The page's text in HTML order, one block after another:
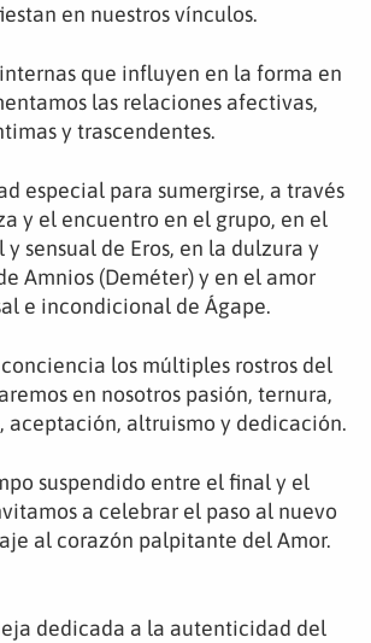
en nuestros vínculos.
que influyen en la forma en
las relaciones afectivas,
y trascendentes.
especial para sumergirse, a través
y el encuentro en el grupo, en el
sensual de Eros, en la dulzura y
Amnios (Deméter) y en el amor
e incondicional de Ágape.
los múltiples rostros del
en nosotros pasión, ternura,
aceptación, altruismo y dedicación.
suspendido entre el final y el
a celebrar el paso al nuevo
al corazón palpitante del Amor.
dedicada a la autenticidad del